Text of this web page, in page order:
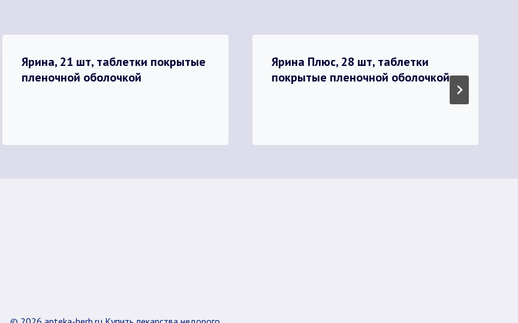
Ярина, 21 шт, таблетки покрытые
пленочной оболочкой
Ярина Плюс, 28 шт, таблетки
покрытые пленочной оболочкой